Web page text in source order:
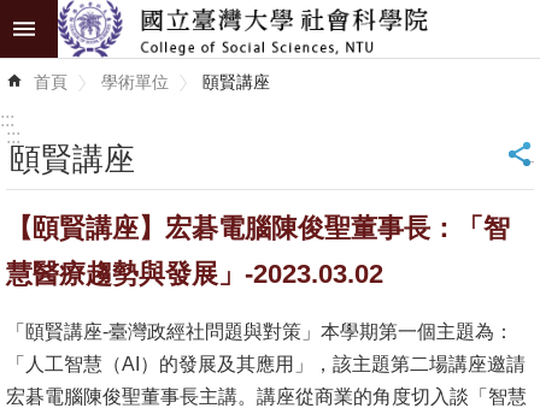
跳到主要內容區塊
進
階
識
學
學
術
首頁 學術單位 頤賢講座
:::
:::
頤賢講座 _
【頤賢講座】宏碁電腦陳俊聖董事長：「智
慧醫療趨勢與發展」-2023.03.02
「頤賢講座-臺灣政經社問題與對策」本學期第一個主題為：
「人工智慧（AI）的發展及其應用」，該主題第二場講座邀請
宏碁電腦陳俊聖董事長主講。講座從商業的角度切入談「智慧